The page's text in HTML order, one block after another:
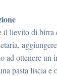
il lievito di birra
ad ottenere un
pasta liscia e